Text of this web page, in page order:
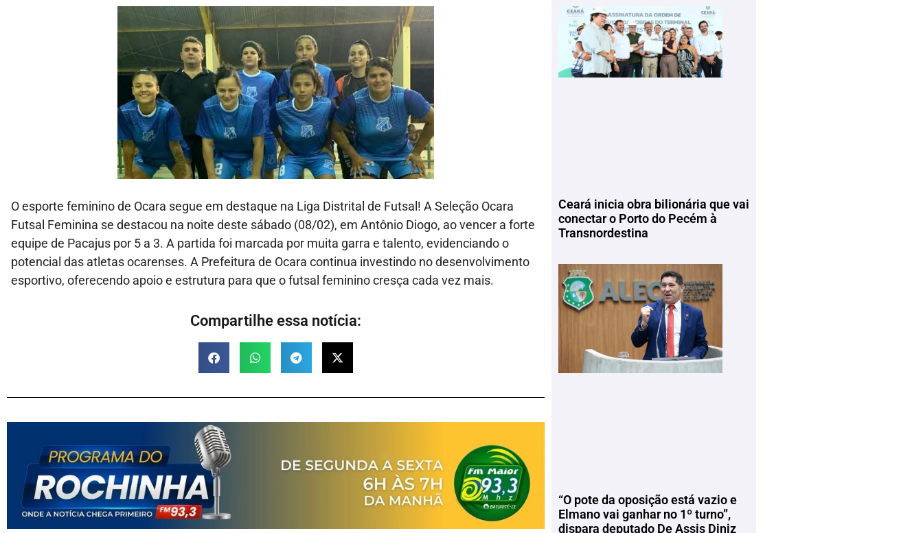
O esporte feminino de Ocara segue em destaque na Liga Distrital de Futsal! A Seleção Ocara
Futsal Feminina se destacou na noite deste sábado (08/02), em Antônio Diogo, ao vencer a forte
equipe de Pacajus por 5 a 3. A partida foi marcada por muita garra e talento, evidenciando o
potencial das atletas ocarenses. A Prefeitura de Ocara continua investindo no desenvolvimento
esportivo, oferecendo apoio e estrutura para que o futsal feminino cresça cada vez mais.
Compartilhe essa notícia:
Ceará inicia obra bilionária que vai
conectar o Porto do Pecém à
Transnordestina
“O pote da oposição está vazio e
Elmano vai ganhar no 1º turno”,
dispara deputado De Assis Diniz